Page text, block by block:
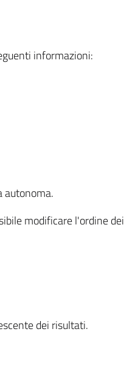
informazioni:
autonoma.
modificare l'ordine dei
dei risultati.